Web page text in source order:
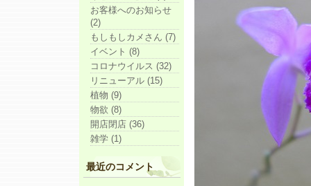
お客様へのお知らせ
(2)
もしもしカメさん (7)
イベント (8)
コロナウイルス (32)
リニューアル (15)
植物 (9)
物欲 (8)
開店閉店 (36)
雑学 (1)
最近のコメント